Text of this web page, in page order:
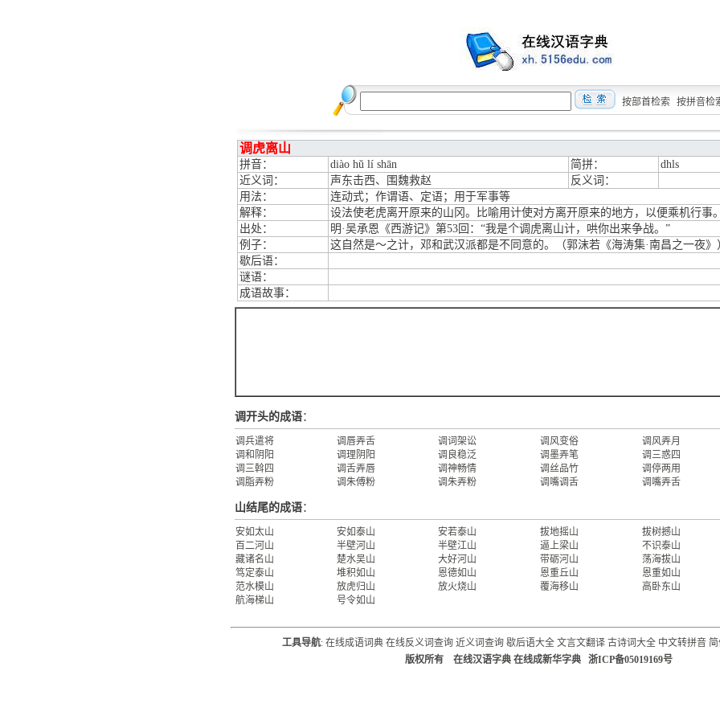
按部首检索 按拼音检
调虎离山
拼音： diào hǔ lí shān 简拼：
dhls
近义词：
声东击西、围魏救赵
反义词：
用法：
连动式；作谓语、定语；用于军事等
解释：
设法使老虎离开原来的山冈。比喻用计使对方离开原来的地方，以便乘机行事。
出处：
明·吴承恩《西游记》第53回：“我是个调虎离山计，哄你出来争战。”
例子：
这自然是～之计，邓和武汉派都是不同意的。（郭沫若《海涛集·南昌之一夜》
歇后语：
谜语：
成语故事：
调开头的成语：
调兵遣将 调唇弄舌 调词架讼 调风变俗 调风弄月
调和阴阳
调理阴阳 调良稳泛 调墨弄笔 调三惑四
调三斡四
调舌弄唇 调神畅情 调丝品竹 调停两用
调脂弄粉
调朱傅粉 调朱弄粉 调嘴调舌 调嘴弄舌
山结尾的成语：
安如太山 安如泰山 安若泰山 拔地摇山 拔树撼山
百二河山
半壁河山 半壁江山 逼上梁山 不识泰山
藏诸名山
楚水吴山 大好河山 带砺河山 荡海拔山
笃定泰山
堆积如山 恩德如山 恩重丘山 恩重如山
范水模山
放虎归山 放火烧山 覆海移山 高卧东山
航海梯山
号令如山
工具导航: 在线成语词典 在线反义词查询 近义词查询 歇后语大全 文言文翻译 古诗词大全 中文转拼音
版权所有 在线汉语字典 在线成新华字典 浙ICP备05019169号